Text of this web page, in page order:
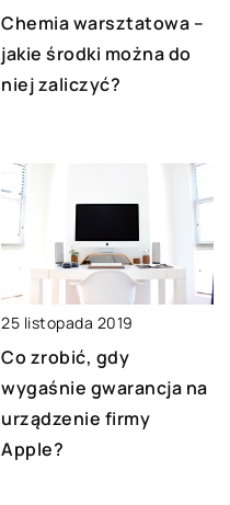
Chemia warsztatowa –
jakie środki można do
niej zaliczyć?
25 listopada 2019
Co zrobić, gdy
wygaśnie gwarancja na
urządzenie firmy
Apple?